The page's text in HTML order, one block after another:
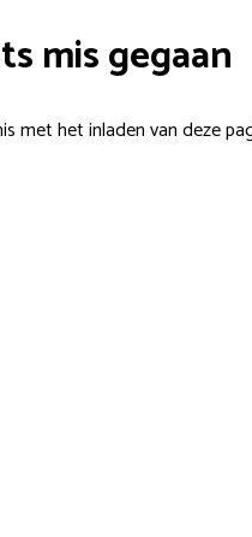
mis gegaan
met het inladen van deze